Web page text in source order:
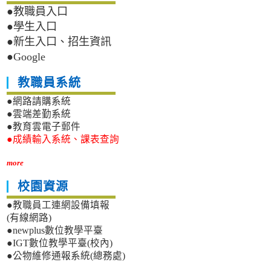
●教職員入口
●學生入口
●新生入口、招生資訊
●Google
教職員系統
●網路請購系統
●雲端差勤系統
●教育雲電子郵件
●成績輸入系統、課表查詢
more
校園資源
●教職員工連網設備填報
(有線網路)
●newplus數位教學平臺
●IGT數位教學平臺(校內)
●公物維修通報系統(總務處)